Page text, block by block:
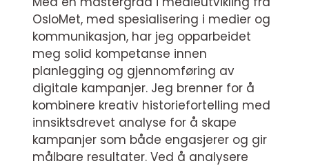
OsloMet, med spesialisering i medier og
kommunikasjon, har jeg opparbeidet
meg solid kompetanse innen
planlegging og gjennomføring av
digitale kampanjer. Jeg brenner for å
kombinere kreativ historiefortelling med
innsiktsdrevet analyse for å skape
kampanjer som både engasjerer og gir
målbare resultater. Ved å analysere